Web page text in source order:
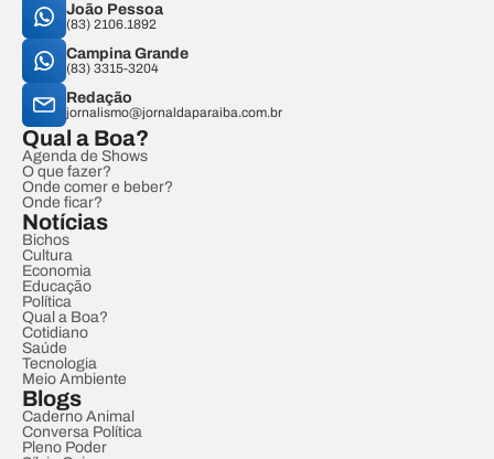
João Pessoa
(83) 2106.1892
Campina Grande
(83) 3315-3204
Redação
jornalismo@jornaldaparaiba.com.br
Qual a Boa?
Agenda de Shows
O que fazer?
Onde comer e beber?
Onde ficar?
Notícias
Bichos
Cultura
Economia
Educação
Política
Qual a Boa?
Cotidiano
Saúde
Tecnologia
Meio Ambiente
Blogs
Caderno Animal
Conversa Política
Pleno Poder